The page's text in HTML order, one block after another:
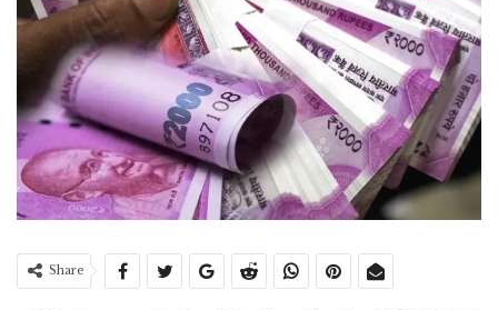
Share